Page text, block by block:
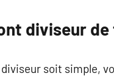
diviseur
soit simple,